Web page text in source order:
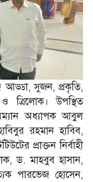
আড্ডা, সুজন, প্রকৃতি,
ত্রিলোক। উপস্থিত
অধ্যাপক আবুল
রহমান হাবিব,
প্রাক্তন নির্বাহী
ড. মাহবুব হাসান,
পারভেজ হোসেন,